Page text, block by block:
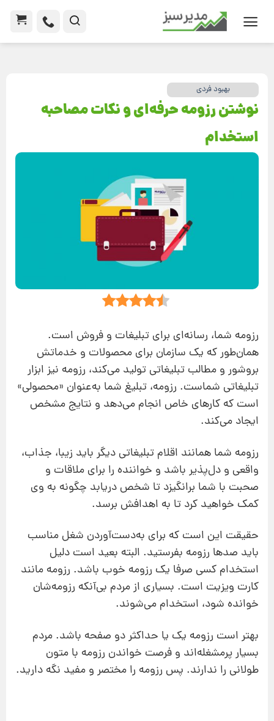
بهبود فردی
نوشتن رزومه‌ حرفه‌ای و نکات مصاحبه
استخدام
رزومه شما، رسانه‌ای برای تبلیغات و فروش است.
همان‌طور که یک سازمان برای محصولات و خدماتش
بروشور و مطالب تبلیغاتی تولید می‌کند، رزومه نیز ابزار
تبلیغاتی شماست. رزومه، تبلیغ شما به‌عنوان «محصولی»
است که کارهای خاص انجام می‌دهد و نتایج مشخص
ایجاد می‌کند.
رزومه شما همانند اقلام تبلیغاتی دیگر باید زیبا، جذاب،
واقعی و دل‌پذیر باشد و خواننده را برای ملاقات و
صحبت با شما برانگیزد تا شخص دریابد چگونه به وی
کمک خواهید کرد تا به اهدافش برسد.
حقیقت این است که برای به‌دست‌آوردن شغل مناسب
باید صدها رزومه بفرستید. البته بعید است دلیل
استخدام کسی صرفا یک رزومه خوب باشد. رزومه مانند
کارت ویزیت است. بسیاری از مردم بی‌آنکه رزومه‌شان
خوانده شود، استخدام می‌شوند.
بهتر است رزومه یک یا حداکثر دو صفحه باشد. مردم
بسیار پرمشغله‌اند و فرصت خواندن رزومه با متون
طولانی را ندارند. پس رزومه را مختصر و مفید نگه دارید.